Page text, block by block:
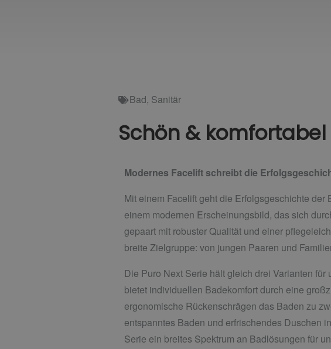
Bad, Sanitär
Schön &
Modernes Facelift schreibt die
Mit einem Facelift geht die Erfolgsgeschichte
einem modernen Erscheinungsbild, das sich
gepaart mit robuster Qualität und einer
breite Zielgruppe: von jungen Paaren und
Die Puro Next Serie hält gleich drei Varianten
bietet individuellen Badekomfort durch eine
ergonomische Rückenschrägen das Baden zu
entspanntes Baden und erfrischendes Duschen
Serie ein breites Spektrum an Badlösungen für